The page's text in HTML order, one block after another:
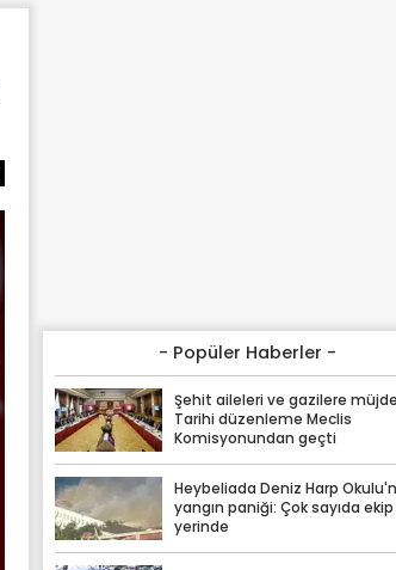
- Popüler Haberler -
Şehit aileleri ve gazilere
Tarihi düzenleme Meclis
Komisyonundan geçti
Heybeliada Deniz Harp
yangın paniği: Çok sayıda
yerinde